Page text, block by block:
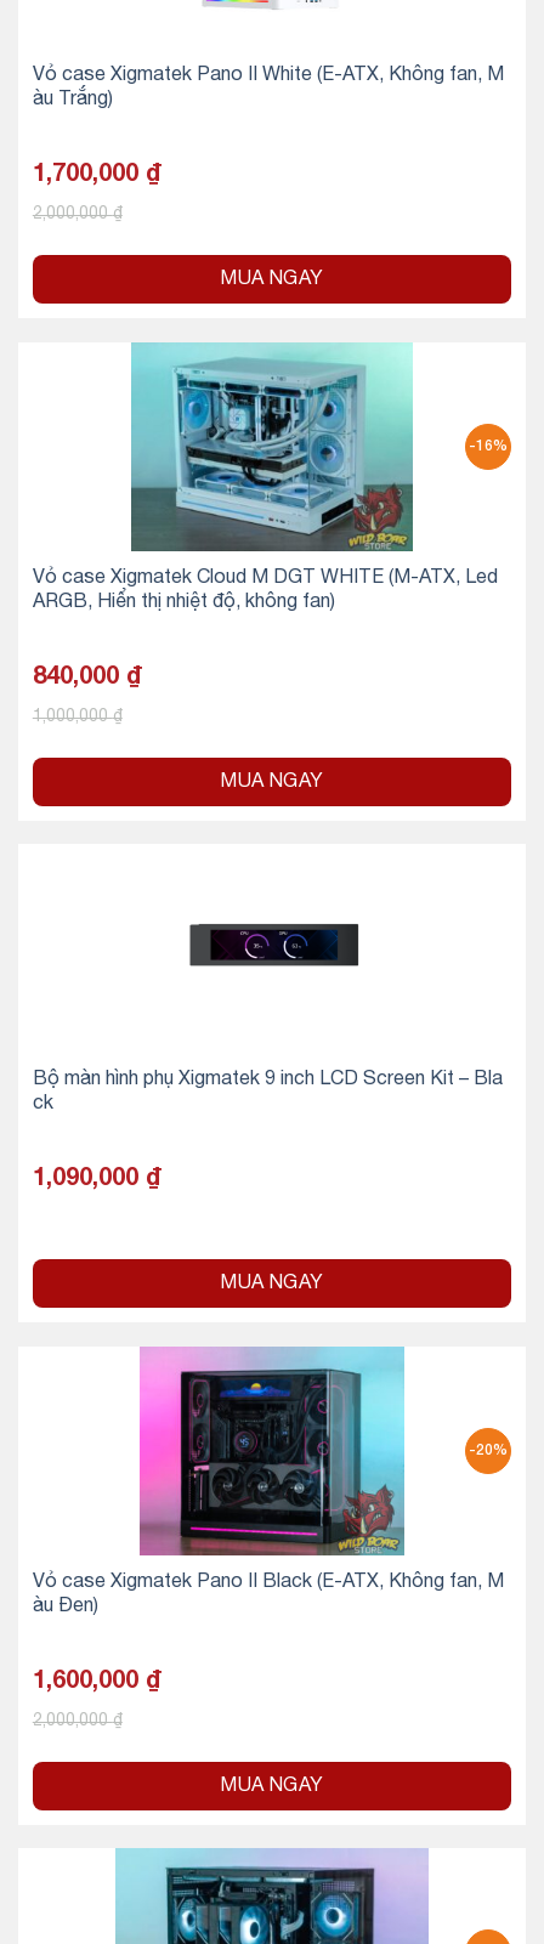
Vỏ case Xigmatek Pano II White (E-ATX, Không fan, M
àu Trắng)
1,700,000 ₫
2,000,000₫
MUA NGAY
-16%
Vỏ case Xigmatek Cloud M DGT WHITE (M-ATX, Led
ARGB, Hiển thị nhiệt độ, không fan)
840,000 ₫
1,000,000₫
MUA NGAY
Bộ màn hình phụ Xigmatek 9 inch LCD Screen Kit – Bla
ck
1,090,000 ₫
MUA NGAY
-20%
Vỏ case Xigmatek Pano II Black (E-ATX, Không fan, M
àu Đen)
1,600,000 ₫
2,000,000₫
MUA NGAY